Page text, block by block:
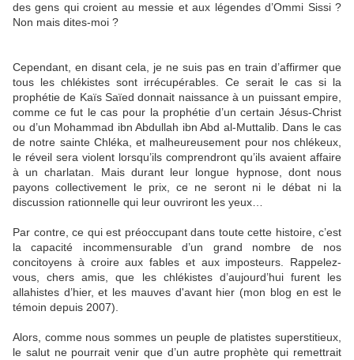
des gens qui croient au messie et aux légendes d’Ommi Sissi ?
Non mais dites-moi ?
Cependant, en disant cela, je ne suis pas en train d’affirmer que
tous les chlékistes sont irrécupérables. Ce serait le cas si la
prophétie de Kaïs Saïed donnait naissance à un puissant empire,
comme ce fut le cas pour la prophétie d’un certain Jésus-Christ
ou d’un Mohammad ibn Abdullah ibn Abd al-Muttalib. Dans le cas
de notre sainte Chléka, et malheureusement pour nos chlékeux,
le réveil sera violent lorsqu’ils comprendront qu’ils avaient affaire
à un charlatan. Mais durant leur longue hypnose, dont nous
payons collectivement le prix, ce ne seront ni le débat ni la
discussion rationnelle qui leur ouvriront les yeux…
Par contre, ce qui est préoccupant dans toute cette histoire, c’est
la capacité incommensurable d’un grand nombre de nos
concitoyens à croire aux fables et aux imposteurs. Rappelez-
vous, chers amis, que les chlékistes d’aujourd’hui furent les
allahistes d’hier, et les mauves d'avant hier (mon blog en est le
témoin depuis 2007).
Alors, comme nous sommes un peuple de platistes superstitieux,
le salut ne pourrait venir que d’un autre prophète qui remettrait